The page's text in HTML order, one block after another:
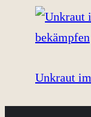
Unkraut